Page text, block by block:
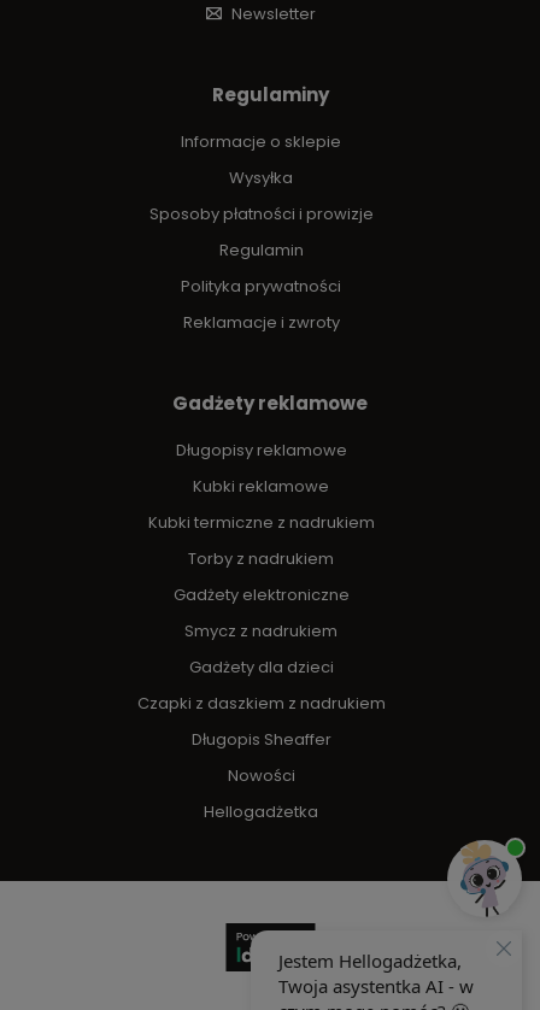
Newsletter
Regulaminy
Informacje o sklepie
Wysyłka
Sposoby płatności i prowizje
Regulamin
Polityka prywatności
Reklamacje i zwroty
Gadżety reklamowe
Długopisy reklamowe
Kubki reklamowe
Kubki termiczne z nadrukiem
Torby z nadrukiem
Gadżety elektroniczne
Smycz z nadrukiem
Gadżety dla dzieci
Czapki z daszkiem z nadrukiem
Długopis Sheaffer
Nowości
Hellogadżetka